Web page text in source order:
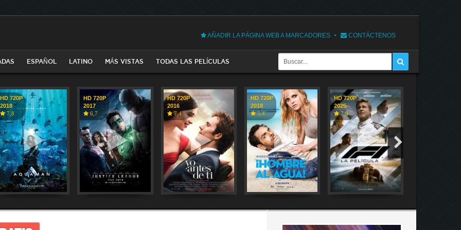
AÑADIR LA PÁGINA WEB A MARCADORES CONTÁCTENOS
ESPAÑOL LATINO MÁS VISTAS TODAS LAS PELÍCULAS
HD 720P
2018
7,8
HD 720P
2017
6,7
HD 720P
2016
7,4
HD 720P
2018
5,4
HD 720P
2025
7,9